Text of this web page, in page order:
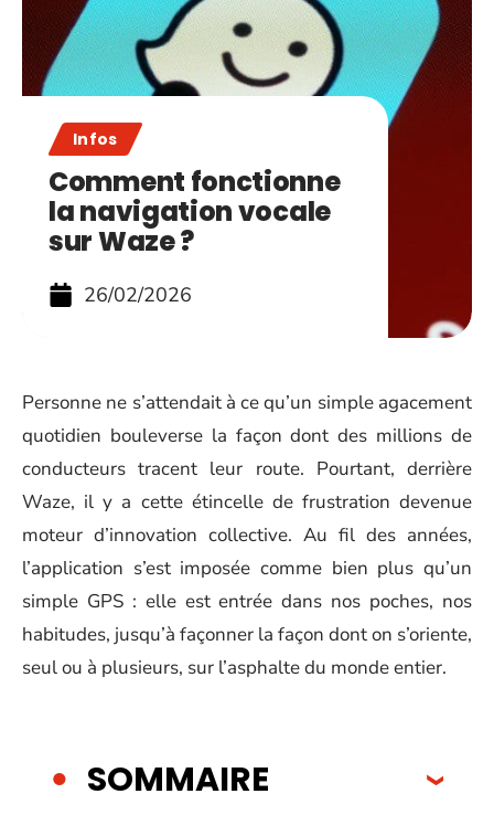
Infos
Comment fonctionne
la navigation vocale
sur Waze ?
26/02/2026
Personne ne s’attendait à ce qu’un simple agacement
quotidien bouleverse la façon dont des millions de
conducteurs tracent leur route. Pourtant, derrière
Waze, il y a cette étincelle de frustration devenue
moteur d’innovation collective. Au fil des années,
l’application s’est imposée comme bien plus qu’un
simple GPS : elle est entrée dans nos poches, nos
habitudes, jusqu’à façonner la façon dont on s’oriente,
seul ou à plusieurs, sur l’asphalte du monde entier.
SOMMAIRE